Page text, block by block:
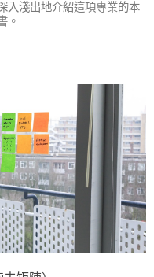
入淺出地介紹這項專業的本
。